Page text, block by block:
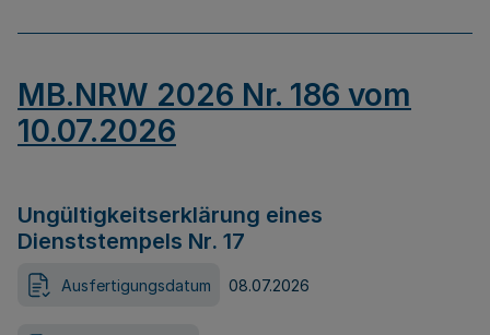
MB.NRW 2026 Nr. 186 vom
10.07.2026
Ungültigkeitserklärung eines
Dienststempels Nr. 17
Ausfertigungsdatum 08.07.2026